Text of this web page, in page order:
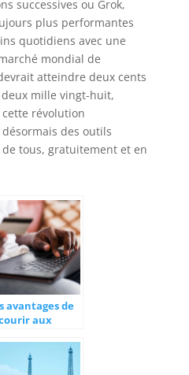
successives ou Grok,
plus performantes
quotidiens avec une
mondial de
atteindre deux cents
mille vingt-huit,
révolution
des outils
tous, gratuitement et en
avantages de
aux
en ligne